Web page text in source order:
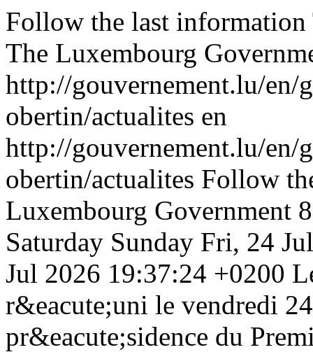
Follow the last
The Luxembourg
http://gouvernement.lu/en/
obertin/actualites en
http://gouvernement.lu/en/
obertin/actualites Follow
Luxembourg Government
Saturday Sunday Fri, 24
Jul 2026 19:37:24 +0200
r&eacute;uni le vendredi
pr&eacute;sidence du